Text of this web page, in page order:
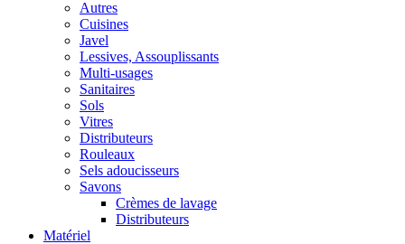
Autres
Cuisines
Javel
Lessives, Assouplissants
Multi-usages
Sanitaires
Sols
Vitres
Distributeurs
Rouleaux
Sels adoucisseurs
Savons
Crèmes de lavage
Distributeurs
Matériel